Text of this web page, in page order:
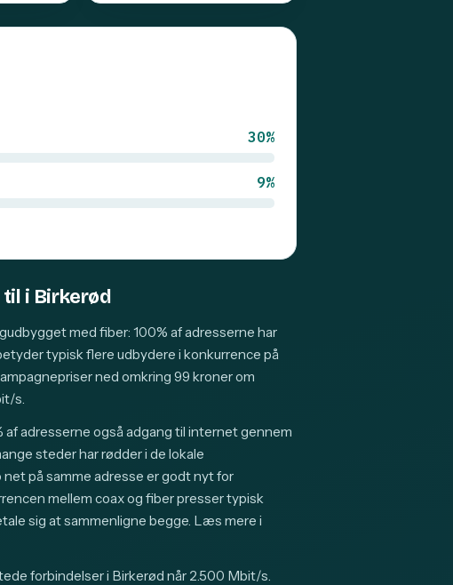
30%
9%
i Birkerød
med fiber: 100% af adresserne har
typisk flere udbydere i konkurrence på
ned omkring 99 kroner om
s.
af adresserne også adgang til internet gennem
steder har rødder i de lokale
på samme adresse er godt nyt for
mellem coax og fiber presser typisk
sig at sammenligne begge. Læs mere i
forbindelser i Birkerød når 2.500 Mbit/s.